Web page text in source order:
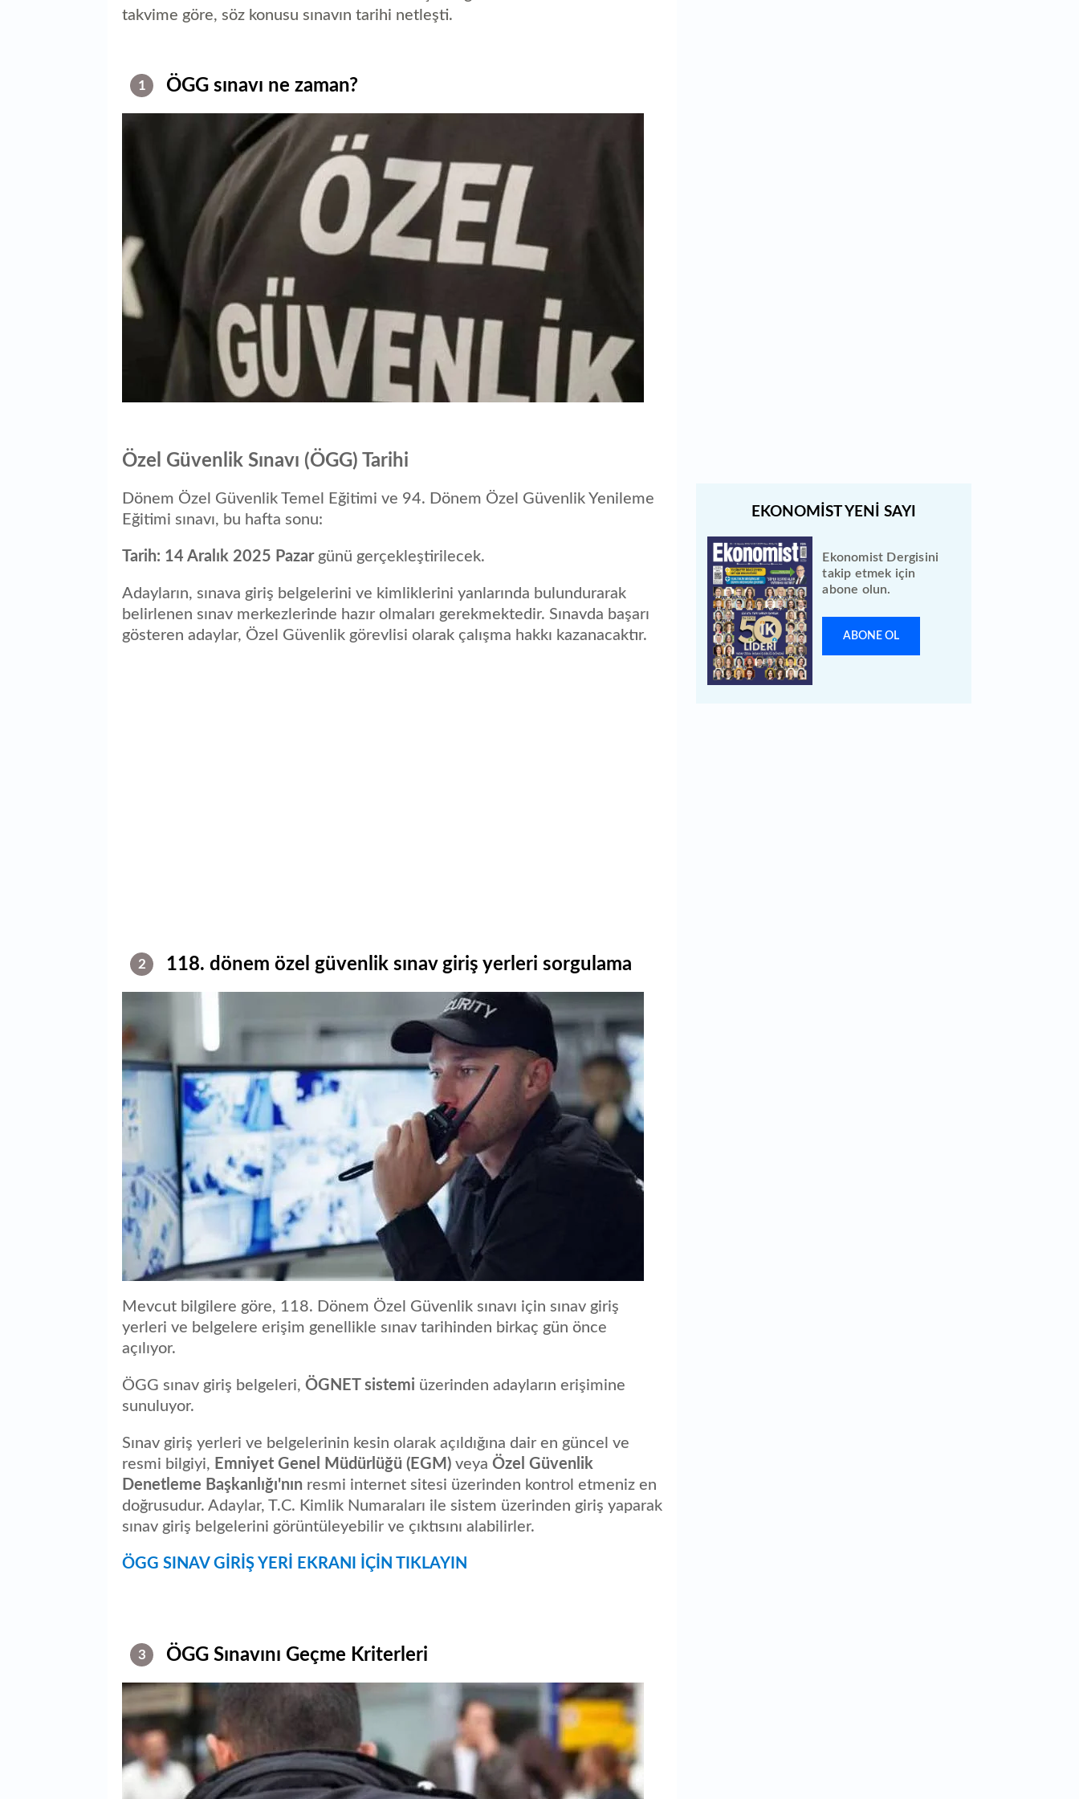
takvime göre, söz konusu sınavın tarihi netleşti.
1 ÖGG sınavı ne zaman?
Özel Güvenlik Sınavı (ÖGG) Tarihi
Dönem Özel Güvenlik Temel Eğitimi ve 94. Dönem Özel Güvenlik Yenileme
Eğitimi sınavı, bu hafta sonu:
Tarih: 14 Aralık 2025 Pazargünü gerçekleştirilecek.
Adayların, sınava giriş belgelerini ve kimliklerini yanlarında bulundurarak
belirlenen sınav merkezlerinde hazır olmaları gerekmektedir. Sınavda başarı
gösteren adaylar, Özel Güvenlik görevlisi olarak çalışma hakkı kazanacaktır.
2 118. dönem özel güvenlik sınav giriş yerleri sorgulama
Mevcut bilgilere göre, 118. Dönem Özel Güvenlik sınavı için sınav giriş
yerleri ve belgelere erişim genellikle sınav tarihinden birkaç gün önce
açılıyor.
ÖGG sınav giriş belgeleri, ÖGNET sistemi üzerinden adayların erişimine
sunuluyor.
Sınav giriş yerleri ve belgelerinin kesin olarak açıldığına dair en güncel ve
resmi bilgiyi, Emniyet Genel Müdürlüğü (EGM) veya Özel Güvenlik
Denetleme Başkanlığı'nın resmi internet sitesi üzerinden kontrol etmeniz en
doğrusudur. Adaylar, T.C. Kimlik Numaraları ile sistem üzerinden giriş yaparak
sınav giriş belgelerini görüntüleyebilir ve çıktısını alabilirler.
ÖGG SINAV GİRİŞ YERİ EKRANI İÇİN TIKLAYIN
3 ÖGG Sınavını Geçme Kriterleri
Ekonomist Dergisini
takip etmek için
abone olun.
ABONE OL